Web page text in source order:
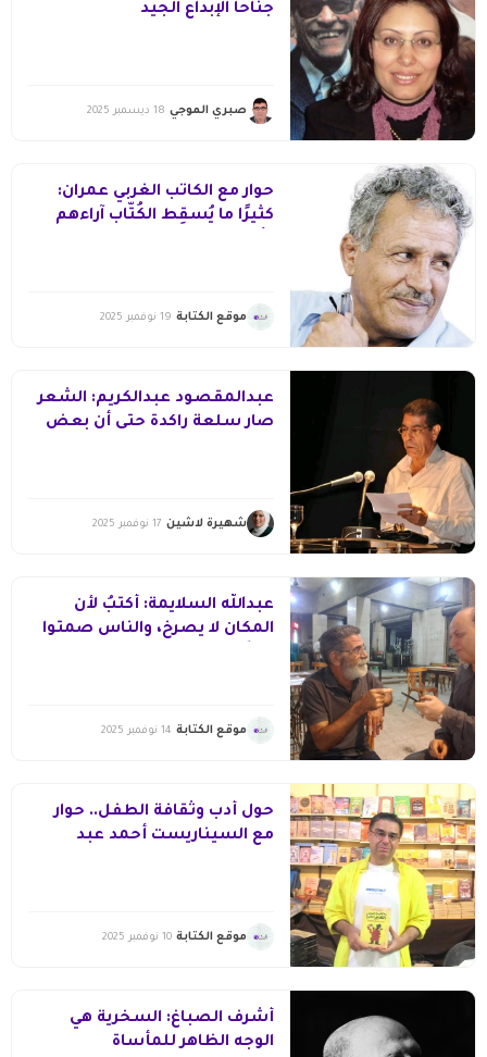
جناحا الإبداع الجيد
صبري الموجي 18 ديسمبر 2025
حوار مع الكاتب الغربي عمران:
كثيرًا ما يُسقِط الكُتّاب آراءهم
موقع الكتابة 19 نوفمبر 2025
عبدالمقصود عبدالكريم: الشعر
صار سلعة راكدة حتى أن بعض
شهيرة لاشين 17 نوفمبر 2025
عبدالله السلايمة: أكتبُ لأن
المكان لا يصرخ، والناس صمتوا
موقع الكتابة 14 نوفمبر 2025
حول أدب وثقافة الطفل.. حوار
مع السيناريست أحمد عبد
موقع الكتابة 10 نوفمبر 2025
أشرف الصباغ: السخرية هي
الوجه الظاهر للمأساة